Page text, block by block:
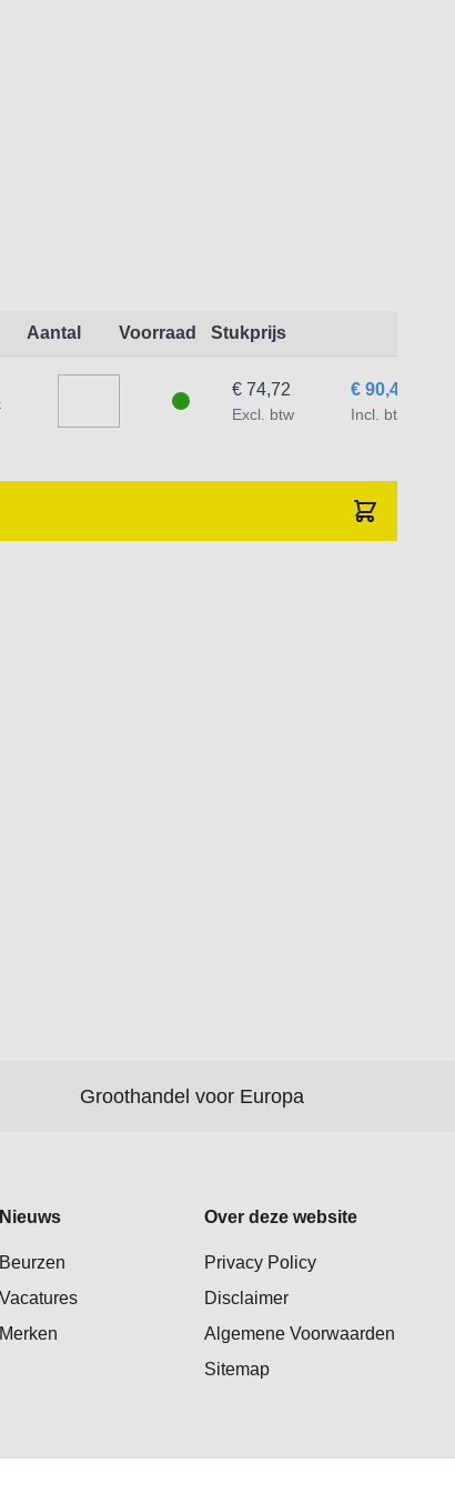
Aantal Voorraad Stukprijs
€ 90,41
Incl. btw
€ 74,72
Excl. btw
Groothandel voor Europa
Nieuws
Beurzen
Vacatures
Merken
Over deze website
Privacy Policy
Disclaimer
Algemene Voorwaarden
Sitemap